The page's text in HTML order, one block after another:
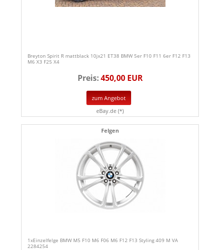
Breyton Spirit R mattblack 10jx21 ET38 BMW 5er F10 F11 6er F12 F13
M6 X3 F25 X4
Preis:450,00 EUR
zum Angebot
eBay.de (*)
Felgen
1xEinzelfelge BMW M5 F10 M6 F06 M6 F12 F13 Styling 409 M VA
2284254